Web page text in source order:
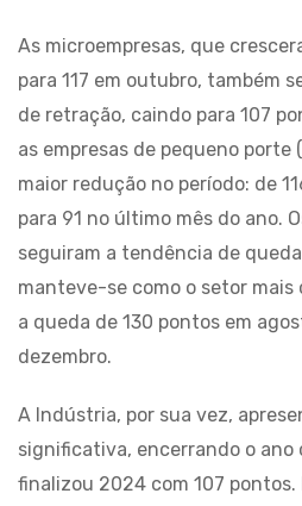
As microempresas, que
para 117 em outubro, também
de retração, caindo para 107
as empresas de pequeno porte
maior redução no período: de
para 91 no último mês do ano.
seguiram a tendência de
manteve-se como o setor mais
a queda de 130 pontos em
dezembro.
A Indústria, por sua vez,
significativa, encerrando o ano
finalizou 2024 com 107 pontos.